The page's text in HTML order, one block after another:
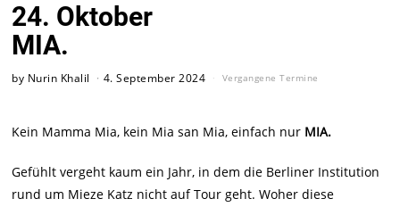
24. Oktober
MIA.
by Nurin Khalil 4. September 2024 Vergangene Termine
Kein Mamma Mia, kein Mia san Mia, einfach nur MIA.
Gefühlt vergeht kaum ein Jahr, in dem die Berliner Institution
rund um Mieze Katz nicht auf Tour geht. Woher diese